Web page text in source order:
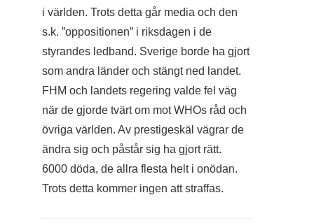
i världen. Trots detta går media och den
s.k. ”oppositionen” i riksdagen i de
styrandes ledband. Sverige borde ha gjort
som andra länder och stängt ned landet.
FHM och landets regering valde fel väg
när de gjorde tvärt om mot WHOs råd och
övriga världen. Av prestigeskäl vägrar de
ändra sig och påstår sig ha gjort rätt.
6000 döda, de allra flesta helt i onödan.
Trots detta kommer ingen att straffas.